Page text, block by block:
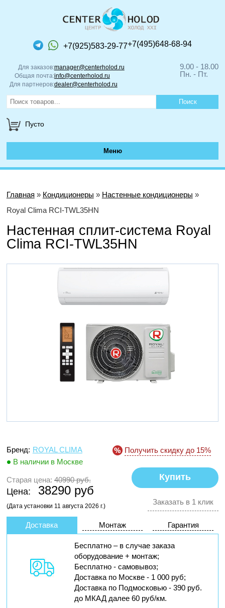
+7(925)583-29-77+7(495)648-68-94
Для заказов:manager@centerholod.ru
Общая почта:info@centerholod.ru
Для партнеров:dealer@centerholod.ru
9.00 - 18.00
Пн. - Пт.
Пусто
Меню
Главная » Кондиционеры » Настенные кондиционеры »
Royal Clima RCI-TWL35HN
Настенная сплит-система Royal
Clima RCI-TWL35HN
Бренд: ROYAL CLIMA
В наличии в Москве
Старая цена: 40990 руб.
Цена: 38290 руб
(Дата установки 11 августа 2026 г.)
Получить скидку до 15%
Заказать в 1 клик
Доставка Монтаж Гарантия
Бесплатно – в случае заказа
оборудование + монтаж;
Бесплатно - самовывоз;
Доставка по Москве - 1 000 руб;
Доставка по Подмосковью - 390 руб.
до МКАД далее 60 руб/км.